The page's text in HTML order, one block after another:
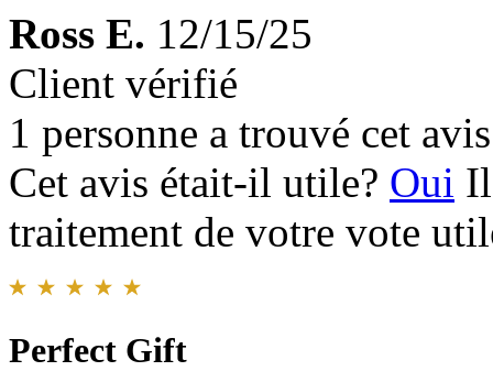
Ross E. 12/15/25
Client vérifié
1 personne a trouvé cet
Cet avis était-il utile? Oui
traitement de votre vote
Perfect Gift